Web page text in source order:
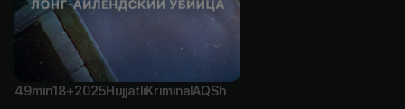
49min18+2025HujjatliKriminal AQSh